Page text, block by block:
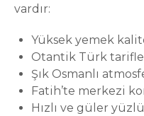
vardır:
Yüksek yemek
Otantik Türk
Şık Osmanlı
Fatih’te merkezi
Hızlı ve güler